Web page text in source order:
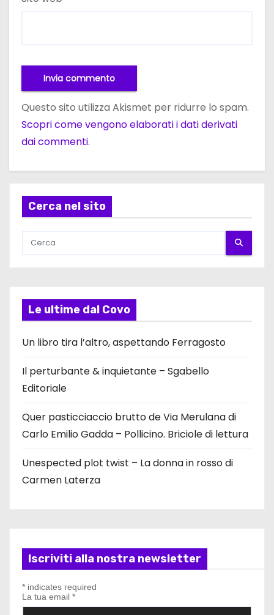
Questo sito utilizza Akismet per ridurre lo spam.
Scopri come vengono elaborati i dati derivati
dai commenti.
Cerca nel sito
Le ultime dal Covo
Un libro tira l’altro, aspettando Ferragosto
Il perturbante & inquietante – Sgabello
Editoriale
Quer pasticciaccio brutto de Via Merulana di
Carlo Emilio Gadda – Pollicino. Briciole di lettura
Unespected plot twist – La donna in rosso di
Carmen Laterza
Iscriviti alla nostra newsletter
* indicates required
La tua email *